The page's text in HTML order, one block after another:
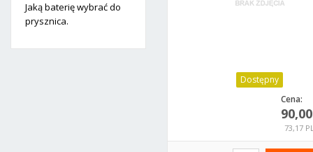
Jaką baterię wybrać do
prysznica.
Dostępny
Cena:
73,17